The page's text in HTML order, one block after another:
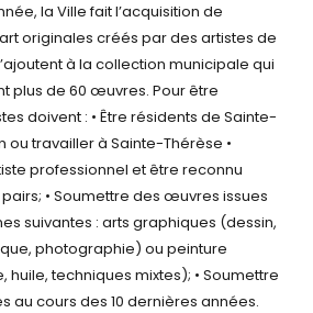
la Ville fait l’acquisition de
originales créés par des artistes de
à la collection municipale qui
plus de 60 œuvres. Pour être
doivent : • Être résidents de Sainte-
ou travailler à Sainte-Thérèse •
professionnel et être reconnu
• Soumettre des œuvres issues
suivantes : arts graphiques (dessin,
photographie) ou peinture
huile,techniques mixtes); • Soumettre
au cours des 10 dernières années.